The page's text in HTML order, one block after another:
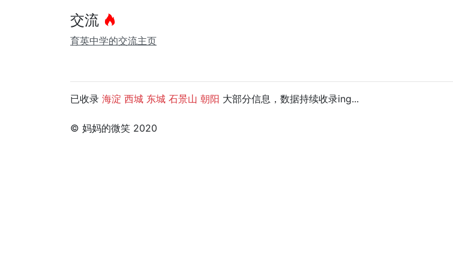
交流
育英中学的交流主页
已收录 海淀 西城 东城 石景山 朝阳 大部分信息，数据持续收录ing...
© 妈妈的微笑 2020